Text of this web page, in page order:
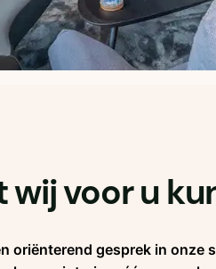
wij voor u
oriënterend gesprek in onze